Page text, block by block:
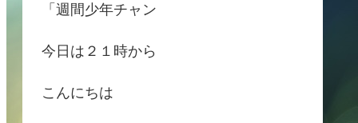
「週間少年チャン
今日は２１時から
こんにちは